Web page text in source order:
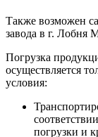
Также возможен
завода в г. Лобня
Погрузка
осуществляется
условия:
погрузки и